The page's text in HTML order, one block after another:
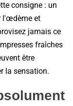
consigne : un
l'œdème et
jamais ce
fraîches
être
la sensation.